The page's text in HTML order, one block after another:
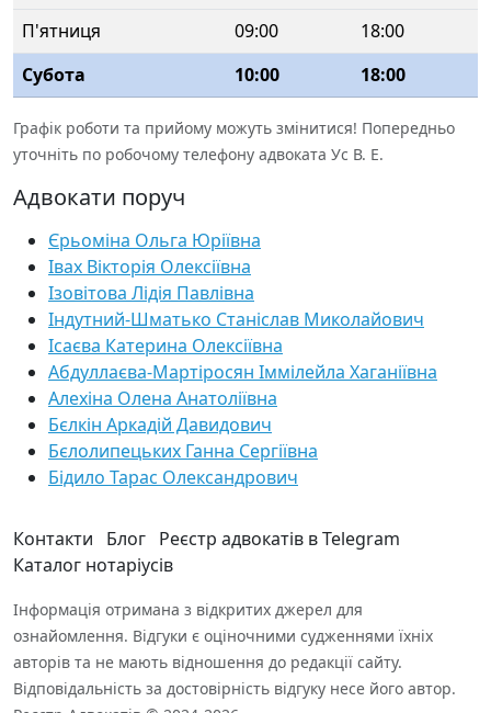
П'ятниця
09:00
18:00
Субота
10:00 18:00
Графік роботи та прийому можуть змінитися! Попередньо
уточніть по робочому телефону адвоката Ус В. Е.
Адвокати поруч
Єрьоміна Ольга Юріївна
Івах Вікторія Олексіївна
Ізовітова Лідія Павлівна
Індутний-Шматько Станіслав Миколайович
Ісаєва Катерина Олексіївна
Абдуллаєва-Мартіросян Іммілейла Хаганіївна
Алехіна Олена Анатоліївна
Бєлкін Аркадій Давидович
Бєлолипецьких Ганна Сергіївна
Бідило Тарас Олександрович
Контакти Блог Реєстр адвокатів в Telegram
Каталог нотаріусів
Інформація отримана з відкритих джерел для
ознайомлення. Відгуки є оціночними судженнями їхніх
авторів та не мають відношення до редакції сайту.
Відповідальність за достовірність відгуку несе його автор.